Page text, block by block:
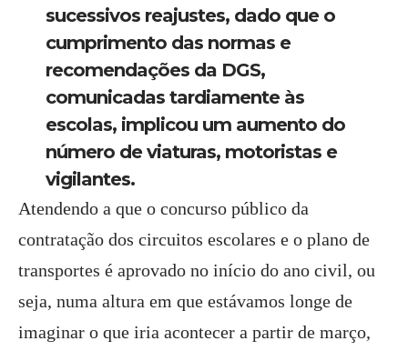
sucessivos reajustes, dado que o
cumprimento das normas e
recomendações da DGS,
comunicadas tardiamente às
escolas, implicou um aumento do
número de viaturas, motoristas e
vigilantes.
Atendendo a que o concurso público da
contratação dos circuitos escolares e o plano de
transportes é aprovado no início do ano civil, ou
seja, numa altura em que estávamos longe de
imaginar o que iria acontecer a partir de março,